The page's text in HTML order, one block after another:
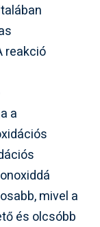
reakció
a
mivel a
és olcsóbb